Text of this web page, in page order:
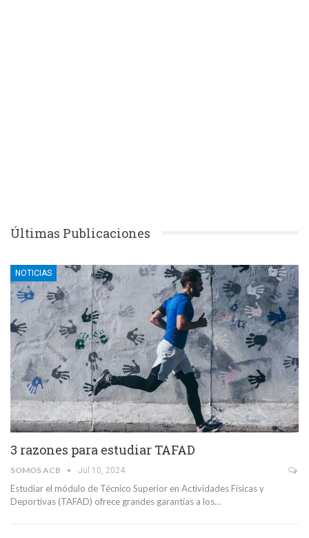
Últimas Publicaciones
NOTICIAS
3 razones para estudiar TAFAD
SOMOS ACB Jul 10, 2024
Estudiar el módulo de Técnico Superior en Actividades Físicas y
Deportivas (TAFAD) ofrece grandes garantías a los…